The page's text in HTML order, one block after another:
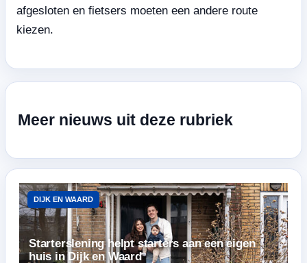
afgesloten en fietsers moeten een andere route
kiezen.
Meer nieuws uit deze rubriek
DIJK EN WAARD
Starterslening helpt starters aan een eigen
huis in Dijk en Waard